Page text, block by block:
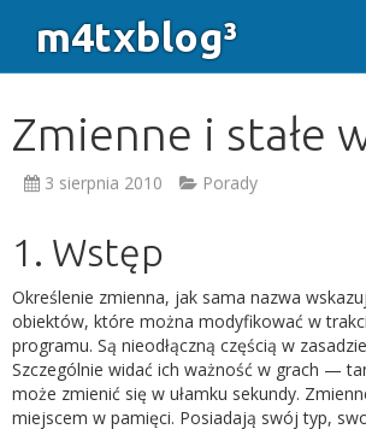
m4txblog³
Zmienne i stałe
3 sierpnia 2010 Porady
1. Wstęp
Określenie zmienna, jak sama nazwa
obiektów, które można modyfikować w
programu. Są nieodłączną częścią w
Szczególnie widać ich ważność w grach —
może zmienić się w ułamku sekundy.
miejscem w pamięci. Posiadają swój typ,